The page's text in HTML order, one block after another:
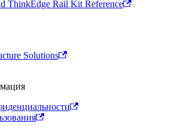
ThinkEdge Rail Kit Reference
Solutions